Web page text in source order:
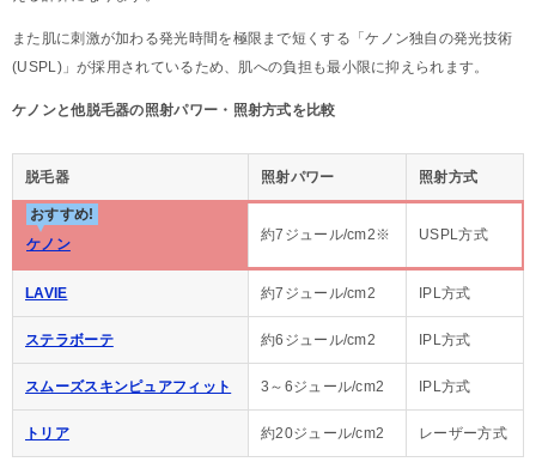
また肌に刺激が加わる発光時間を極限まで短くする「ケノン独自の発光技術
(USPL)」が採用されているため、肌への負担も最小限に抑えられます。
ケノンと他脱毛器の照射パワー・照射方式を比較
脱毛器 照射パワー 照射方式
おすすめ!
ケノン
約7ジュール/cm2※ USPL方式
LAVIE 約7ジュール/cm2 IPL方式
ステラボーテ 約6ジュール/cm2 IPL方式
スムーズスキンピュアフィット 3～6ジュール/cm2 IPL方式
トリア 約20ジュール/cm2 レーザー方式